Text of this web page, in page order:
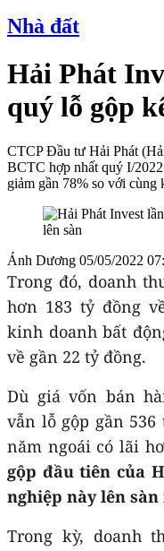
Nhà đất
Hải Phát
quý lỗ gộp
CTCP Đầu tư Hải Phát
BCTC hợp nhất quý I/
giảm gần 78% so với cùng
Ánh Dương 05/05/2022
Trong đó, doanh
hơn 183 tỷ đồng
kinh doanh bất
về gần 22 tỷ đồng.
Dù giá vốn bán
vẫn lỗ gộp gần
năm ngoái có lãi
gộp đầu tiên của
nghiệp này lên sàn
Trong kỳ, doanh